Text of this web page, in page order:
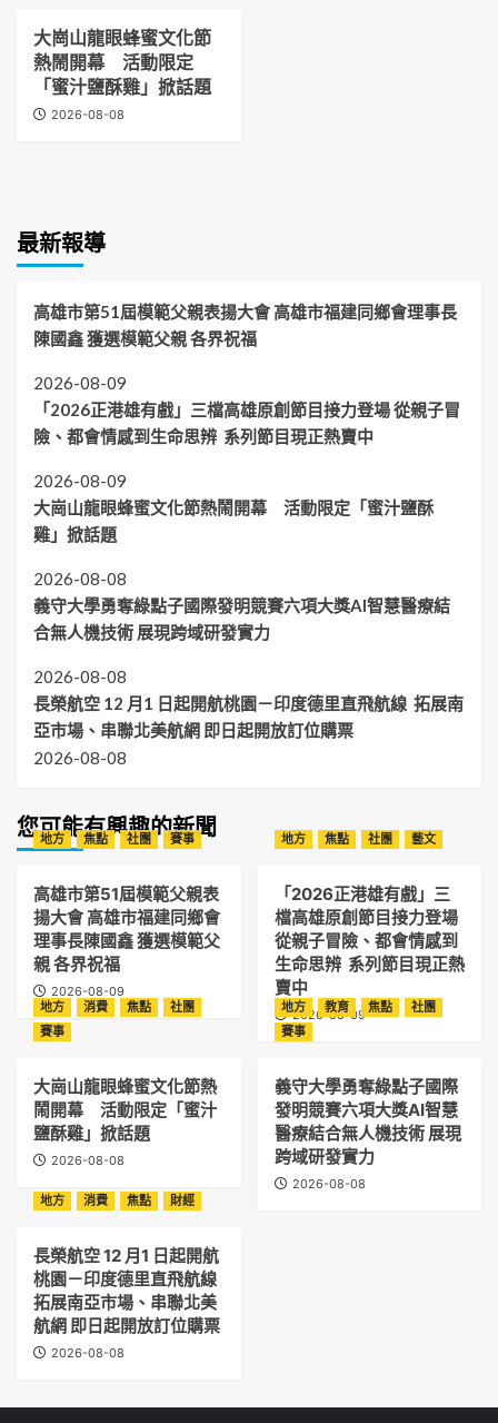
大崗山龍眼蜂蜜文化節
熱鬧開幕 活動限定
「蜜汁鹽酥雞」掀話題
2026-08-08
最新報導
高雄市第51屆模範父親表揚大會 高雄市福建同鄉會理事長
陳國鑫 獲選模範父親 各界祝福
2026-08-09
「2026正港雄有戲」三檔高雄原創節目接力登場 從親子冒
險、都會情感到生命思辨 系列節目現正熱賣中
2026-08-09
大崗山龍眼蜂蜜文化節熱鬧開幕 活動限定「蜜汁鹽酥
雞」掀話題
2026-08-08
義守大學勇奪綠點子國際發明競賽六項大獎AI智慧醫療結
合無人機技術 展現跨域研發實力
2026-08-08
長榮航空 12 月1 日起開航桃園－印度德里直飛航線 拓展南
亞市場、串聯北美航網 即日起開放訂位購票
2026-08-08
您可能有興趣的新聞
地方 焦點 社團 賽事
高雄市第51屆模範父親表
揚大會 高雄市福建同鄉會
理事長陳國鑫 獲選模範父
親 各界祝福
2026-08-09
地方 焦點 社團 藝文
「2026正港雄有戲」三
檔高雄原創節目接力登場
從親子冒險、都會情感到
生命思辨 系列節目現正熱
賣中
2026-08-09
地方 消費 焦點
社團
賽事
大崗山龍眼蜂蜜文化節熱
鬧開幕 活動限定「蜜汁
鹽酥雞」掀話題
2026-08-08
地方 教育 焦點
社團
賽事
義守大學勇奪綠點子國際
發明競賽六項大獎AI智慧
醫療結合無人機技術 展現
跨域研發實力
2026-08-08
地方
消費 焦點 財經
長榮航空 12 月1 日起開航
桃園－印度德里直飛航線
拓展南亞市場、串聯北美
航網 即日起開放訂位購票
2026-08-08